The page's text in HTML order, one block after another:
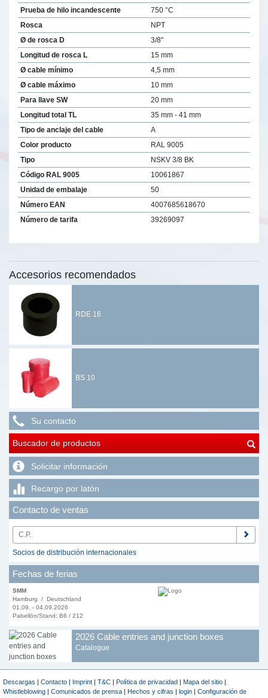
Prueba de hilo incandescente
750 °C
Rosca
NPT
Ø de rosca D
3/8"
Longitud de rosca L
15 mm
Ø cable mínimo
4,5 mm
Ø cable máximo
10 mm
Para llave SW
20 mm
Longitud total TL
35 mm - 41 mm
Tipo de anclaje del cable
A
Color producto
RAL 9005
Tipo
NSKV 3/8 BK
Código RAL 9005
10061867
Unidad de embalaje
50
Número EAN
4007685618670
Número de tarifa
39269097
Accesorios recomendados
RDE 16
BS 10
Su contacto
Buscador de productos
Solicitar información
Recargo por latón
Contacto de ventas
Socios de distribución internacionales
Fechas de ferias
SMM
Hamburg / Deutschland
01.09. - 04.09.2026
Pabellón/Stand: B6 / 212
2026 Cable entries and junction boxes
Catalogue
Descargas | Contacto | Imprint | T&C | Política de privacidad | Mapa del sitio |
Whistleblowing | Comunicados de prensa | Hechos y cifras | login | Configuración de